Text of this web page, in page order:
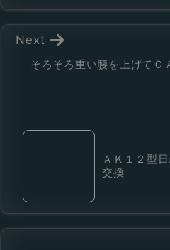
そろそろ重い腰を上げてＣ
Next
ＡＫ１２型
交換